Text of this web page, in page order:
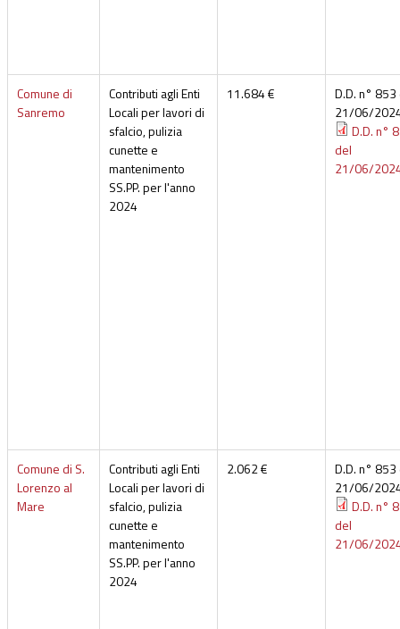
Comune di
Sanremo
Contributi agli Enti
Locali per lavori di
sfalcio, pulizia
cunette e
mantenimento
SS.PP. per l'anno
2024
11.684 €
D.D. n°
21/06/
D.D. n°
del
21/06/
Comune di S.
Lorenzo al
Mare
Contributi agli Enti
Locali per lavori di
sfalcio, pulizia
cunette e
mantenimento
SS.PP. per l'anno
2024
2.062 €
D.D. n°
21/06/
D.D. n°
del
21/06/